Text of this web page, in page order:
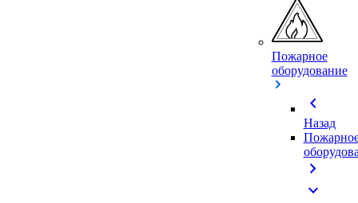
Пожарное
оборудование
chevron_left
Назад
chevron_right
expand_more